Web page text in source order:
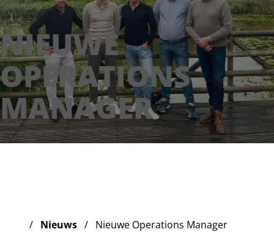
NIEUWE
OPERATIONS
MANAGER
Nieuws Nieuwe Operations Manager